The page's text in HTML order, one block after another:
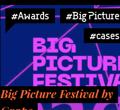
#Awards
#Big Picture
#cases
Big Picture Festival by